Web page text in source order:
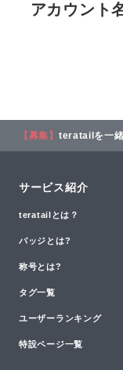
アカウント
【募集】 teratailを一
サービス紹介
teratailとは？
バッジとは?
称号とは?
タグ一覧
ユーザーランキング
特設ページ一覧